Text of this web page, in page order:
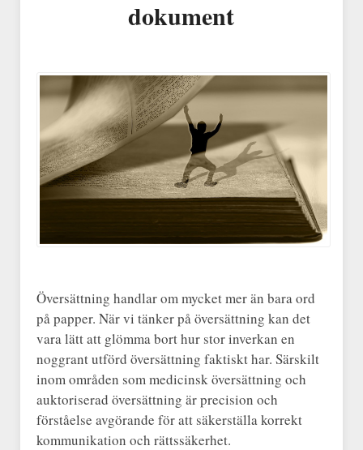
dokument
Översättning handlar om mycket mer än bara ord
på papper. När vi tänker på översättning kan det
vara lätt att glömma bort hur stor inverkan en
noggrant utförd översättning faktiskt har. Särskilt
inom områden som medicinsk översättning och
auktoriserad översättning är precision och
förståelse avgörande för att säkerställa korrekt
kommunikation och rättssäkerhet.